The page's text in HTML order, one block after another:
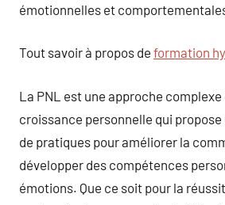
émotionnelles et
Tout savoir à propos de formation
La PNL est une approche
croissance personnelle qui
de pratiques pour améliorer la
développer des compétences
émotions. Que ce soit pour la